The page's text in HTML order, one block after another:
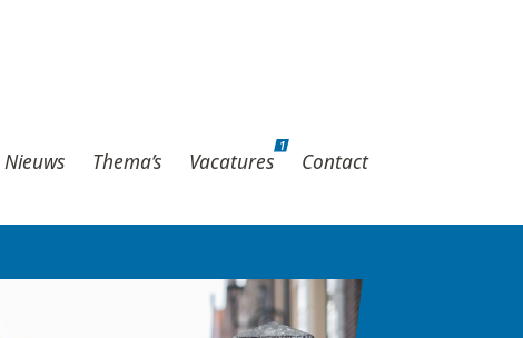
Nieuws Thema’s Vacatures
1
Contact